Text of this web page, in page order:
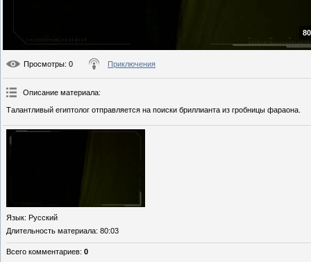
Просмотры: 0 Приключения
Описание материала:
Талантливый египтолог отправляется на поиски бриллианта из гробницы фараона.
Язык: Русский
Длительность материала: 80:03
Всего комментариев: 0